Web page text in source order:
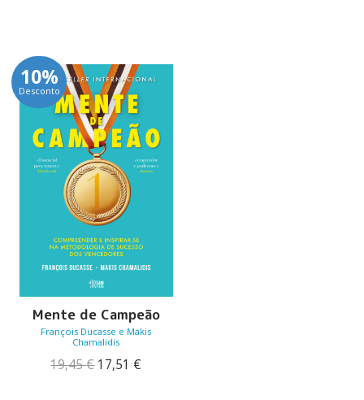
10%
Desconto
Mente de Campeão
François Ducasse e Makis
Chamalidis
19,45€ O
17,51 €